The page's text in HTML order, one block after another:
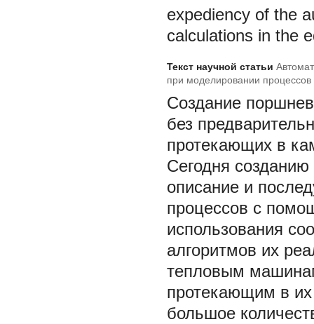
expediency of the
calculations in the
Текст научной статьи
при моделировании
Создание
без
протекающих в
Сегодня
описание и
процессов с
использования
алгоритмов их
тепловым
протекающим в их
большое